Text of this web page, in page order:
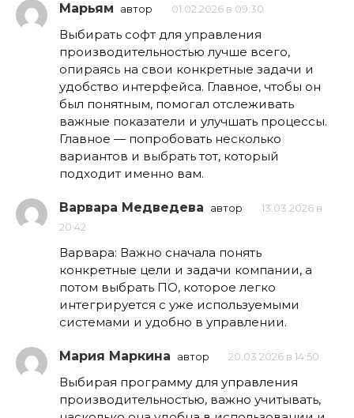
Марьям автор 01.02.2026 в 09:30
Выбирать софт для управления
производительностью лучше всего,
опираясь на свои конкретные задачи и
удобство интерфейса. Главное, чтобы он
был понятным, помогал отслеживать
важные показатели и улучшать процессы.
Главное — попробовать несколько
вариантов и выбрать тот, который
подходит именно вам.
Варвара Медведева автор
13.03.2026 в
20:42
Варвара: Важно сначала понять
конкретные цели и задачи компании, а
потом выбрать ПО, которое легко
интегрируется с уже используемыми
системами и удобно в управлении.
Мария Маркина автор 20.03.2026 в 14:50
Выбирая программу для управления
производительностью, важно учитывать,